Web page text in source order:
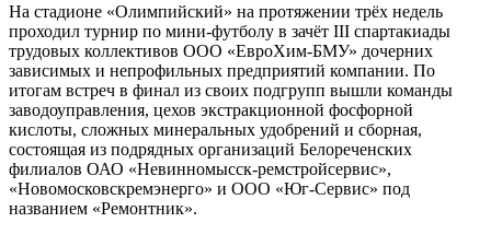
На стадионе «Олимпийский» на протяжении трёх недель
проходил турнир по мини-футболу в зачёт III спартакиады
трудовых коллективов ООО «ЕвроХим-БМУ» дочерних
зависимых и непрофильных предприятий компании. По
итогам встреч в финал из своих подгрупп вышли команды
заводоуправления, цехов экстракционной фосфорной
кислоты, сложных минеральных удобрений и сборная,
состоящая из подрядных организаций Белореченских
филиалов ОАО «Невинномысск-ремстройсервис»,
«Новомосковскремэнерго» и ООО «Юг-Сервис» под
названием «Ремонтник».